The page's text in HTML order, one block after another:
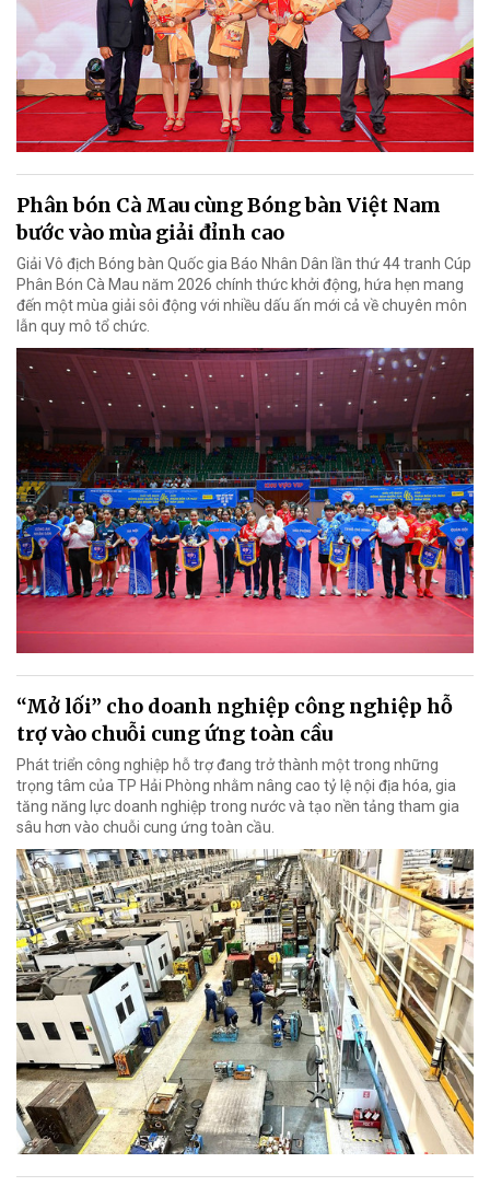
Phân bón Cà Mau cùng Bóng bàn Việt Nam
bước vào mùa giải đỉnh cao
Giải Vô địch Bóng bàn Quốc gia Báo Nhân Dân lần thứ 44 tranh Cúp
Phân Bón Cà Mau năm 2026 chính thức khởi động, hứa hẹn mang
đến một mùa giải sôi động với nhiều dấu ấn mới cả về chuyên môn
lẫn quy mô tổ chức.
“Mở lối” cho doanh nghiệp công nghiệp hỗ
trợ vào chuỗi cung ứng toàn cầu
Phát triển công nghiệp hỗ trợ đang trở thành một trong những
trọng tâm của TP Hải Phòng nhằm nâng cao tỷ lệ nội địa hóa, gia
tăng năng lực doanh nghiệp trong nước và tạo nền tảng tham gia
sâu hơn vào chuỗi cung ứng toàn cầu.